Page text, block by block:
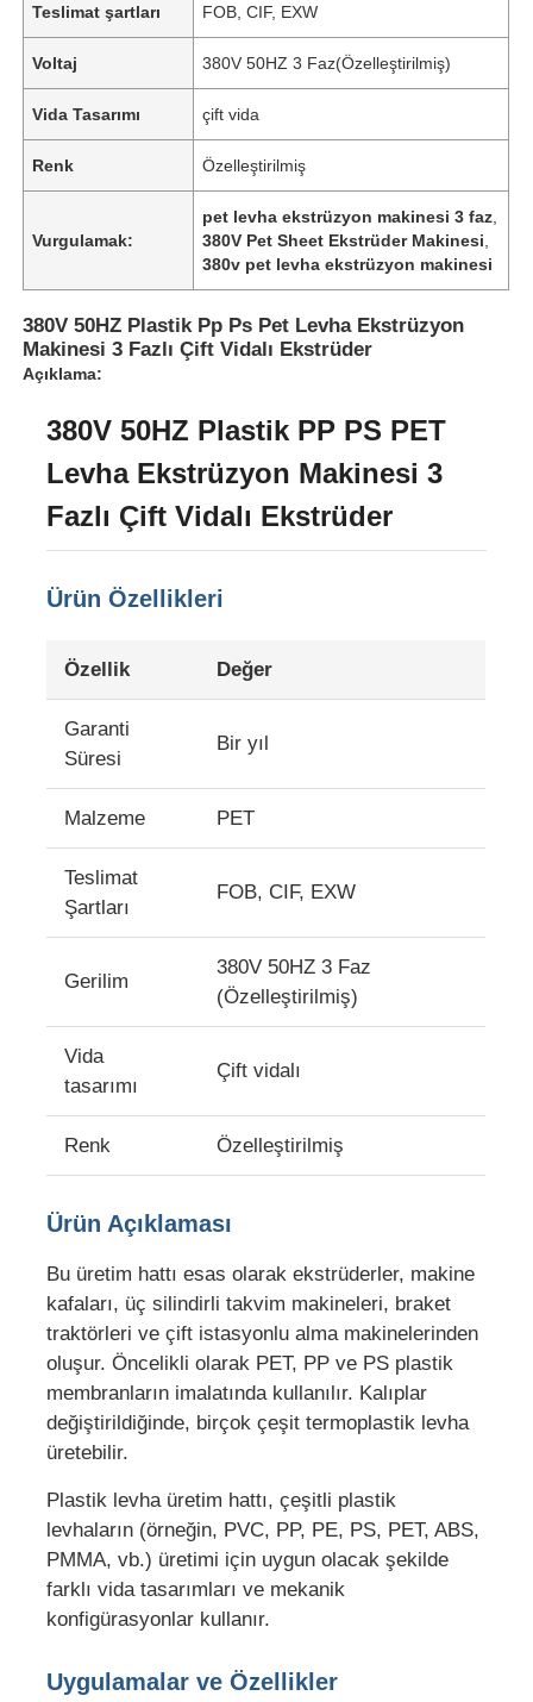
Ürün
Fabrika Turu
Kalite Kontrol
Bizimle İletişim
Haberler
Davalar
Bir İndirim İste
Pet plaka ekstrüzyon hattı
Teslimat şartları FOB, CIF, EXW
Voltaj 380V 50HZ 3 Faz(Özelleştirilmiş)
Vida Tasarımı çift ​​vida
Renk Özelleştirilmiş
Vurgulamak:
pet levha ekstrüzyon makinesi 3 faz
380V Pet Sheet Ekstrüder Makinesi
380v pet levha ekstrüzyon makinesi
380V 50HZ Plastik Pp Ps Pet Levha Ekstrüzyon
Makinesi 3 Fazlı Çift Vidalı Ekstrüder
Açıklama:
380V 50HZ Plastik PP PS PET
Levha Ekstrüzyon Makinesi 3
Fazlı Çift Vidalı Ekstrüder
Ürün Özellikleri
Özellik Değer
Garanti
Süresi
Bir yıl
Malzeme PET
Teslimat
Şartları
FOB, CIF, EXW
Gerilim
380V 50HZ 3 Faz
(Özelleştirilmiş)
Vida
tasarımı
Çift vidalı
Renk Özelleştirilmiş
Ürün Açıklaması
Bu üretim hattı esas olarak ekstrüderler, makine
kafaları, üç silindirli takvim makineleri, braket
traktörleri ve çift istasyonlu alma makinelerinden
oluşur. Öncelikli olarak PET, PP ve PS plastik
membranların imalatında kullanılır. Kalıplar
değiştirildiğinde, birçok çeşit termoplastik levha
üretebilir.
Plastik levha üretim hattı, çeşitli plastik
levhaların (örneğin, PVC, PP, PE, PS, PET, ABS,
PMMA, vb.) üretimi için uygun olacak şekilde
farklı vida tasarımları ve mekanik
konfigürasyonlar kullanır.
Uygulamalar ve Özellikler